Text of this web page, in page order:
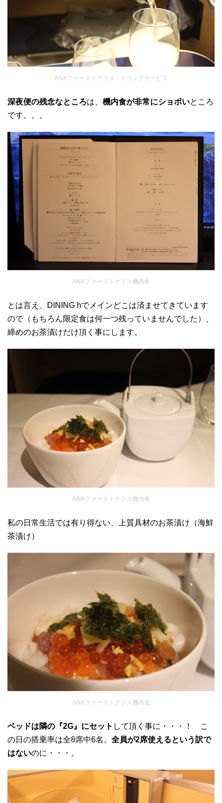
ANAファーストクラス ドリンクサービス
深夜便の残念なところは、 機内食が非常にショボいところ
です。。。
ANAファーストクラス機内食
とは言え、DINING hでメインどこは済ませてきています
ので（もちろん限定食は何一つ残っていませんでした）、
締めのお茶漬けだけ頂く事にします。
ANAファーストクラス機内食
私の日常生活では有り得ない、上質具材のお茶漬け（海鮮
茶漬け）
ANAファーストクラス機内食
ベッドは隣の『2G』にセット して頂く事に・・・！ こ
の日の搭乗率は全8席中6名。 全員が2席使えるという訳で
はないのに・・・。